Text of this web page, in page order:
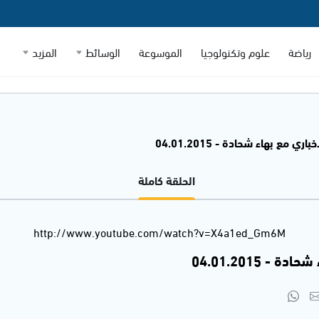
رياضة علوم وتكنولوجيا الموسوعة الوسائط المزيد
مع بهاء شحادة - 04.01.2015
الحلقة كاملة
http://www.youtube.com/watch?v=X4a1ed_Gm6M
04.01.2015